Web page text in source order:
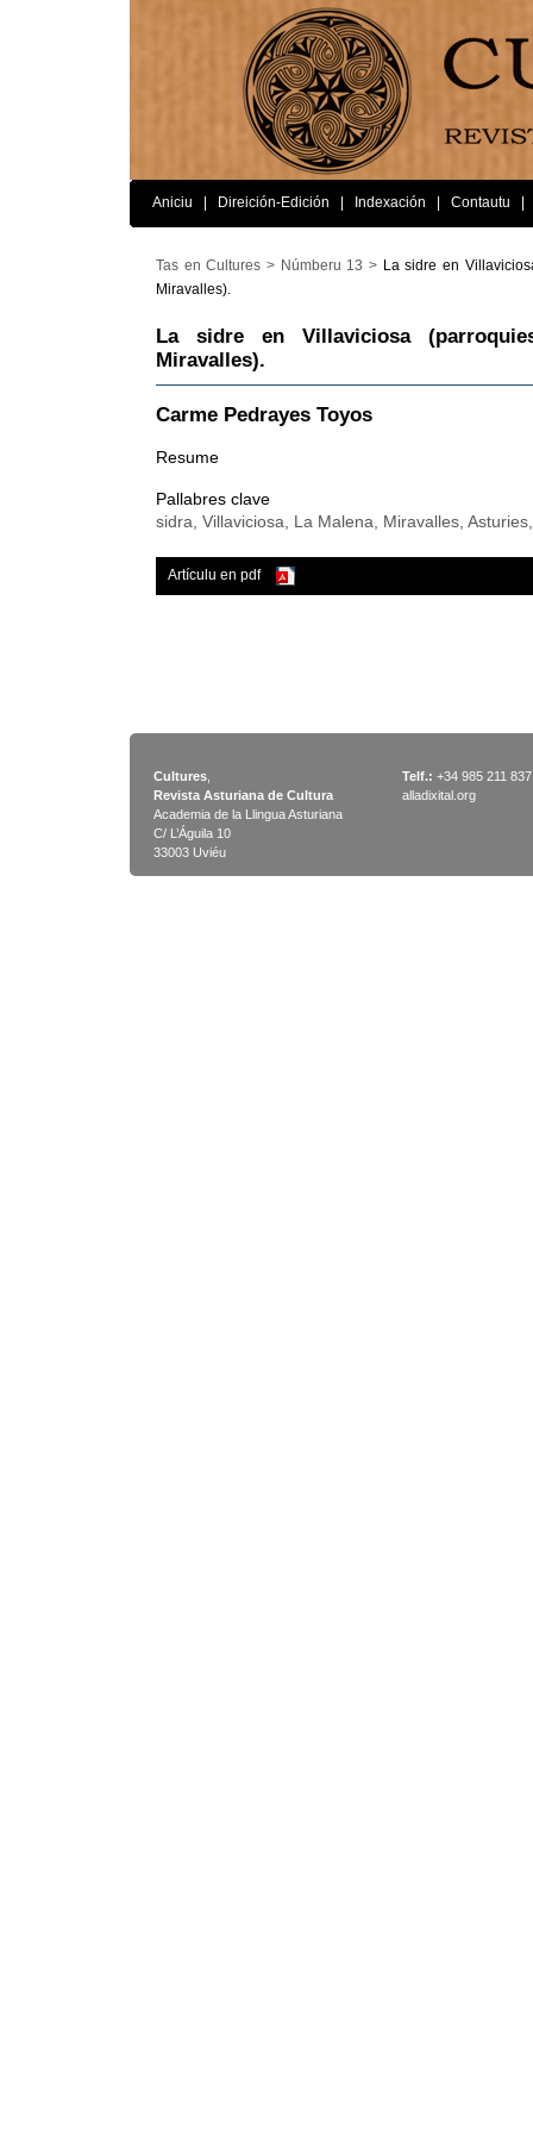
Aniciu Direición-Edición Indexación Contautu
Tas en Cultures > Númberu 13 > La sidre en
Miravalles).
La sidre en Villaviciosa
Miravalles).
Carme Pedrayes Toyos
Resume
Pallabres clave
sidra, Villaviciosa, La Malena, Miravalles,
Artículu en pdf
Cultures
Revista Asturiana de Cultura
Academia de la Llingua Asturiana
C/ L’Águila 10
33003 Uviéu
Telf.: +34 985 211 837
alladixital.org